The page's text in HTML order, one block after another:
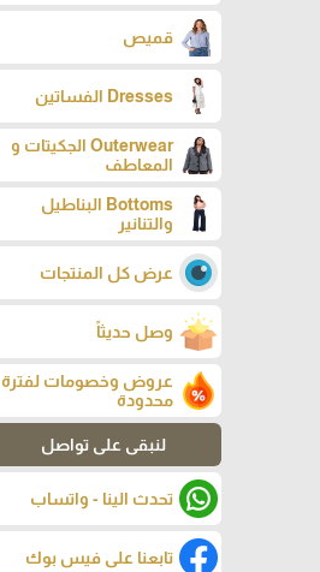
قميص
Dresses الفساتين
Outerwear الجكيتات و
المعاطف
Bottoms البناطيل
والتنانير
عرض كل المنتجات
وصل حديثاً
عروض وخصومات لفترة
محدودة
لنبقى على تواصل
تحدث الينا - واتساب
تابعنا على فيس بوك